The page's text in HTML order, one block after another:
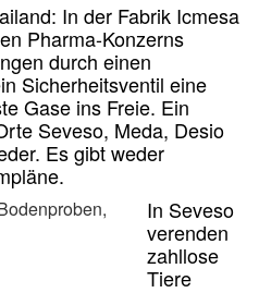
In der Fabrik Icmesa
Pharma-Konzerns
durch einen
Sicherheitsventil eine
Gase ins Freie. Ein
Seveso, Meda, Desio
Es gibt weder
In Seveso
verenden
zahllose
Tiere